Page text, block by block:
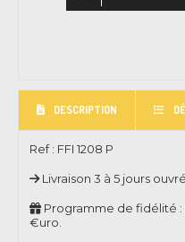
DESCRIPTION
Ref : FFI 1208 P
Livraison 3 à 5 jours
Programme de fidélité
€uro.